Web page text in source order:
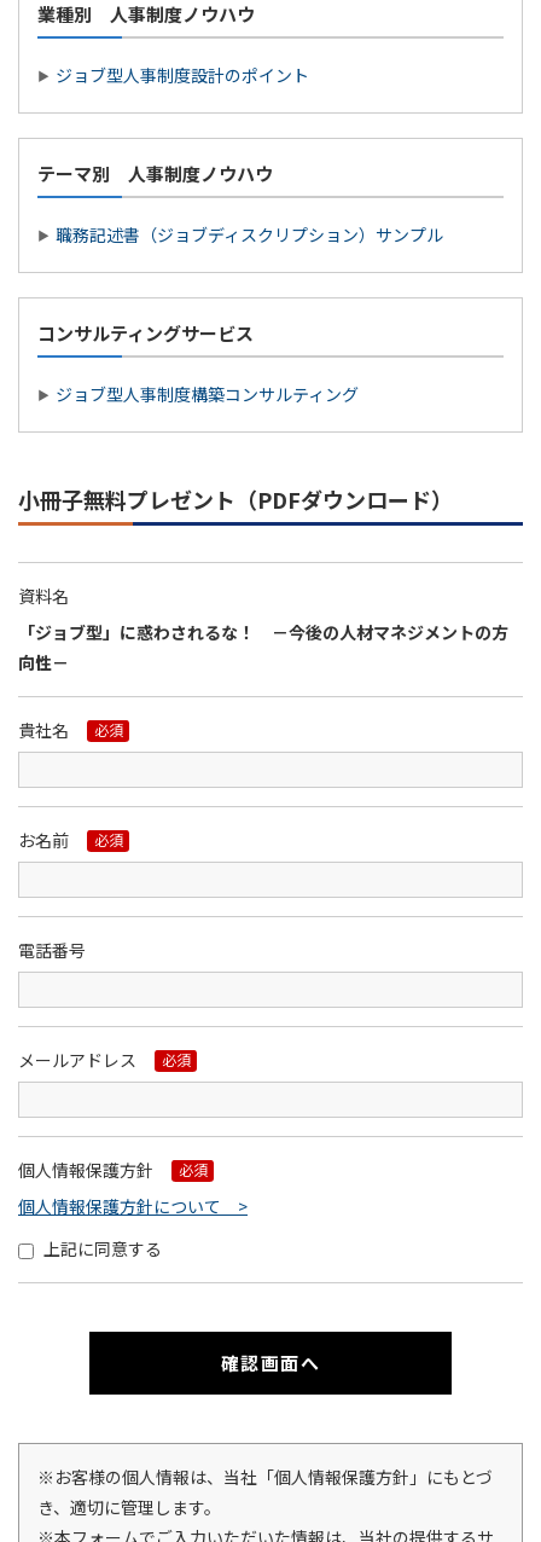
業種別 人事制度ノウハウ
ジョブ型人事制度設計のポイント
テーマ別 人事制度ノウハウ
職務記述書（ジョブディスクリプション）サンプル
コンサルティングサービス
ジョブ型人事制度構築コンサルティング
小冊子無料プレゼント（PDFダウンロード）
資料名
「ジョブ型」に惑わされるな！ －今後の人材マネジメントの方
向性－
貴社名 必須
お名前 必須
電話番号
メールアドレス 必須
個人情報保護方針 必須
個人情報保護方針について >
上記に同意する
※お客様の個人情報は、当社「個人情報保護方針」にもとづ
き、適切に管理します。
※本フォームでご入力いただいた情報は、当社の提供するサ